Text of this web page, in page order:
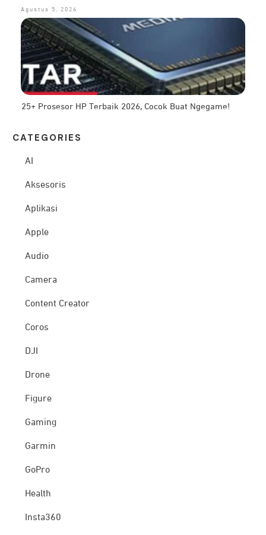
Agustus 5, 2026
25+ Prosesor HP Terbaik 2026, Cocok Buat Ngegame!
CATEG ORIES
AI
Aksesoris
Aplikasi
Apple
Audio
Camera
Content Creator
Coros
DJI
Drone
Figure
Gaming
Garmin
GoPro
Health
Insta360